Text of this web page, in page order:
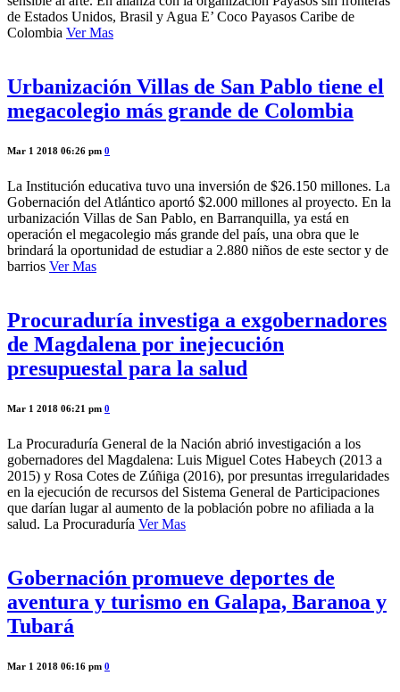
de Estados Unidos, Brasil y Agua E’ Coco Payasos Caribe de
Colombia Ver Mas
Urbanización Villas de San Pablo tiene el
megacolegio más grande de Colombia
Mar 1 2018 06:26 pm 0
La Institución educativa tuvo una inversión de $26.150 millones. La
Gobernación del Atlántico aportó $2.000 millones al proyecto. En la
urbanización Villas de San Pablo, en Barranquilla, ya está en
operación el megacolegio más grande del país, una obra que le
brindará la oportunidad de estudiar a 2.880 niños de este sector y de
barrios Ver Mas
Procuraduría investiga a exgobernadores
de Magdalena por inejecución
presupuestal para la salud
Mar 1 2018 06:21 pm 0
La Procuraduría General de la Nación abrió investigación a los
gobernadores del Magdalena: Luis Miguel Cotes Habeych (2013 a
2015) y Rosa Cotes de Zúñiga (2016), por presuntas irregularidades
en la ejecución de recursos del Sistema General de Participaciones
que darían lugar al aumento de la población pobre no afiliada a la
salud. La Procuraduría Ver Mas
Gobernación promueve deportes de
aventura y turismo en Galapa, Baranoa y
Tubará
Mar 1 2018 06:16 pm 0